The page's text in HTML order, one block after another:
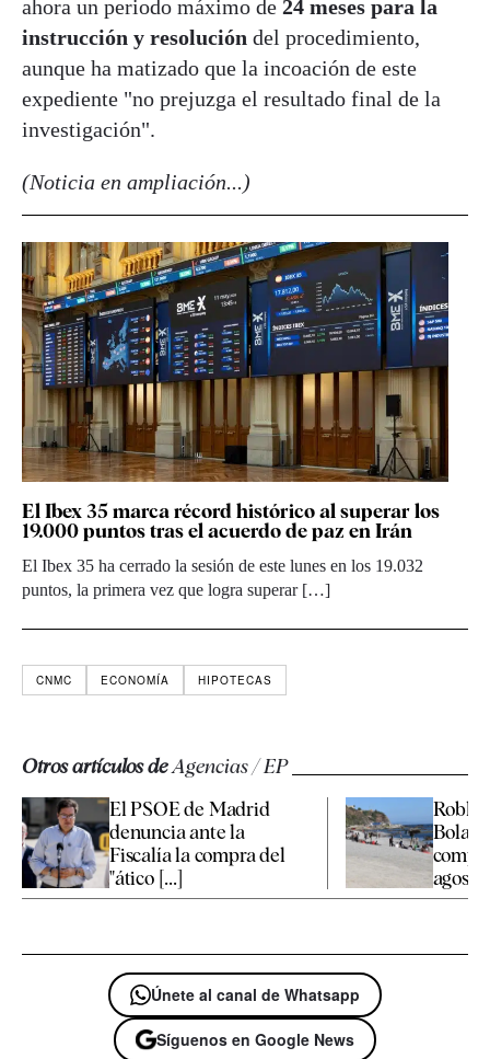
ahora un periodo máximo de 24 meses para la
instrucción y resolución del procedimiento,
aunque ha matizado que la incoación de este
expediente "no prejuzga el resultado final de la
investigación".
(Noticia en ampliación...)
El Ibex 35 marca récord histórico al superar los
19.000 puntos tras el acuerdo de paz en Irán
El Ibex 35 ha cerrado la sesión de este lunes en los 19.032
puntos, la primera vez que logra superar […]
CNMC ECONOMÍA HIPOTECAS
Otros artículos deAgencias / EP
El PSOE de Madrid
denuncia ante la
Fiscalía la compra del
"ático [...]
agosto
Únete al canal de Whatsapp
Síguenos en Google News